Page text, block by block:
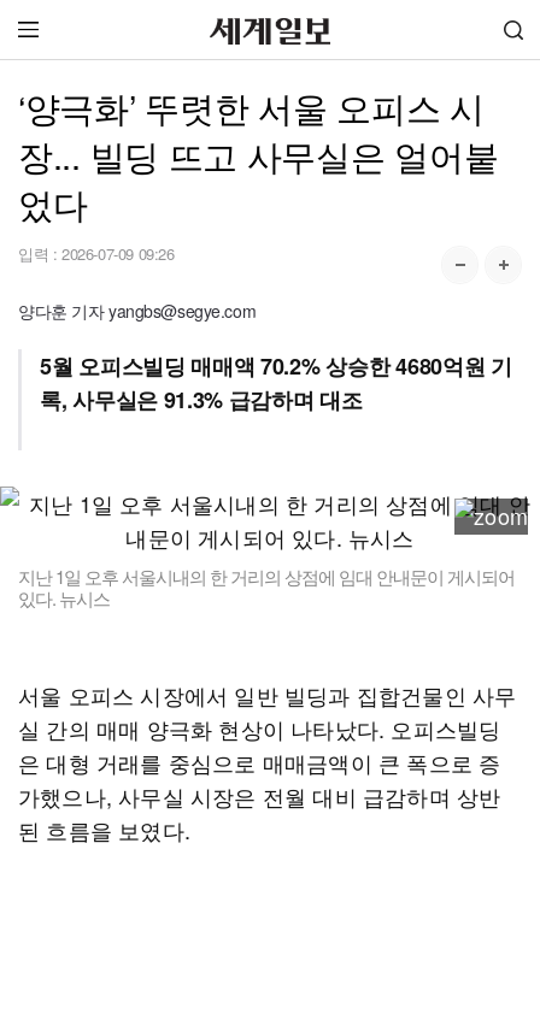
‘양극화’ 뚜렷한 서울 오피스 시
장... 빌딩 뜨고 사무실은 얼어붙
었다
입력 : 2026-07-09 09:26
양다훈 기자 yangbs@segye.com
5월 오피스빌딩 매매액 70.2% 상승한 4680억원 기
록, 사무실은 91.3% 급감하며 대조
지난 1일 오후 서울시내의 한 거리의 상점에 임대 안내문이 게시되어
있다. 뉴시스
서울 오피스 시장에서 일반 빌딩과 집합건물인 사무
실 간의 매매 양극화 현상이 나타났다. 오피스빌딩
은 대형 거래를 중심으로 매매금액이 큰 폭으로 증
가했으나, 사무실 시장은 전월 대비 급감하며 상반
된 흐름을 보였다.